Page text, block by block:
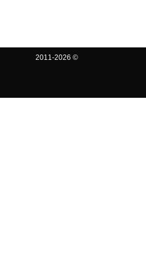
2011-2026 ©